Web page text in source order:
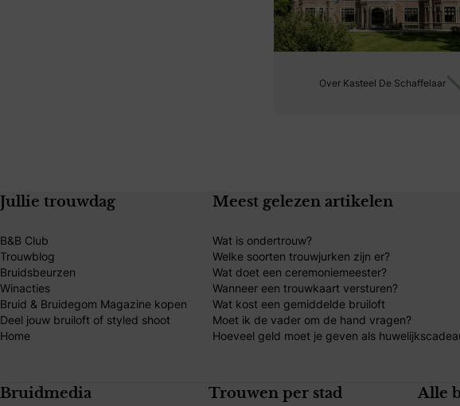
Over Kasteel De Schaffelaar
Jullie trouwdag
B&B Club
Trouwblog
Bruidsbeurzen
Winacties
Bruid & Bruidegom Magazine kopen
Deel jouw bruiloft of styled shoot
Home
Meest gelezen artikelen
Wat is ondertrouw?
Welke soorten trouwjurken zijn er?
Wat doet een ceremoniemeester?
Wanneer een trouwkaart versturen?
Wat kost een gemiddelde bruiloft
Moet ik de vader om de hand vragen?
Hoeveel geld moet je geven als
Bruidmedia Trouwen per stad
Alle